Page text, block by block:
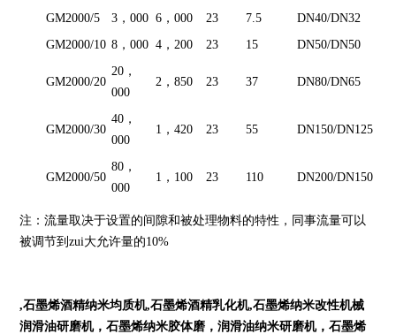
GM2000/5
3，000 6，000 23 7.5
DN40/DN32
GM2000/10 8，000 4，200 23 15 DN50/DN50
GM2000/20
20，
000
2，850 23 37 DN80/DN65
GM2000/30
40，
000
1，420 23 55 DN150/DN125
GM2000/50
80，
000
1，100 23 110 DN200/DN150
注：流量取决于设置的间隙和被处理物料的特性，同事流量可以
被调节到zui大允许量的10%
,石墨烯酒精纳米均质机,石墨烯酒精乳化机,石墨烯纳米改性机械
润滑油研磨机，石墨烯纳米胶体磨，润滑油纳米研磨机，石墨烯